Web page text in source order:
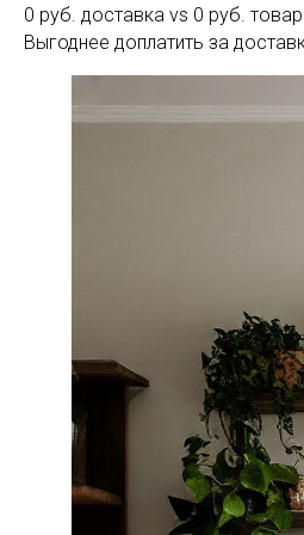
0 руб. доставка vs 0 руб.
Выгоднее доплатить за